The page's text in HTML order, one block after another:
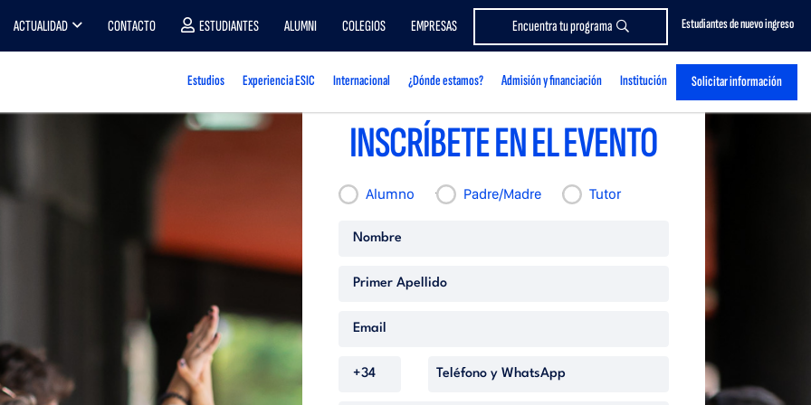
Estudiantes de nuevo ingreso
ACTUALIDAD CONTACTO ESTUDIANTES ALUMNI COLEGIOS EMPRESAS Encuentra tu programa
Estudios Experiencia ESIC Internacional ¿Dónde estamos? Admisión y financiación Institución Solicitar información
INSCRÍBETE EN EL EVENTO
Alumno Padre/Madre Tutor